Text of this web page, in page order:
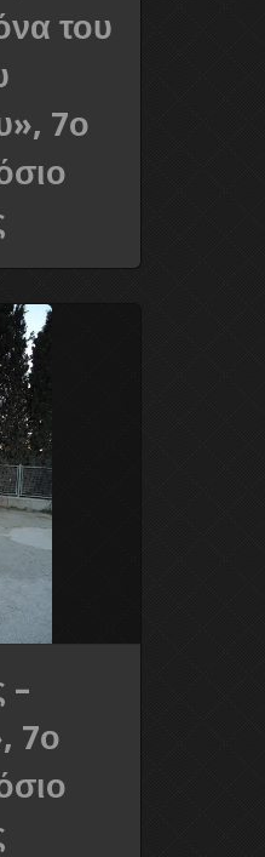
του
7ο
–
7ο